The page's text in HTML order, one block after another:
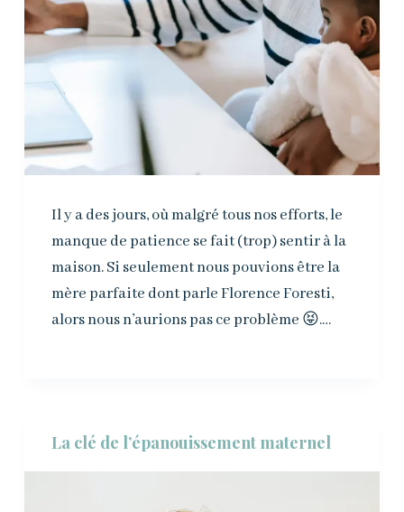
Il y a des jours, où malgré tous nos efforts, le
manque de patience se fait (trop) sentir à la
maison. Si seulement nous pouvions être la
mère parfaite dont parle Florence Foresti,
alors nous n’aurions pas ce problème 😝.…
La clé de l’épanouissement maternel